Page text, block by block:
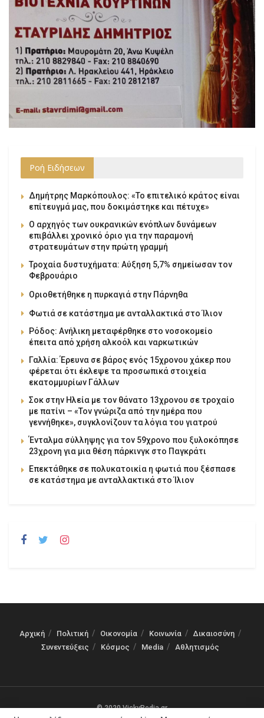
Ροή Ειδήσεων
Δημήτρης Μαρκόπουλος: «Το επιτελικό κράτος είναι
επίτευγμά μας, που δοκιμάστηκε και πέτυχε»
Ο αρχηγός των ουκρανικών ενόπλων δυνάμεων
επιβάλλει χρονικό όριο για την παραμονή
στρατευμάτων στην πρώτη γραμμή
Τροχαία δυστυχήματα: Αύξηση 5,7% σημείωσαν τον
Φεβρουάριο
Οριοθετήθηκε η πυρκαγιά στην Πάρνηθα
Φωτιά σε κατάστημα με ανταλλακτικά στο Ίλιον
Ρόδος: Ανήλικη μεταφέρθηκε στο νοσοκομείο
έπειτα από χρήση αλκοόλ και ναρκωτικών
Γαλλία: Έρευνα σε βάρος ενός 15χρονου χάκερ που
φέρεται ότι έκλεψε τα προσωπικά στοιχεία
εκατομμυρίων Γάλλων
Σοκ στην Ηλεία με τον θάνατο 13χρονου σε τροχαίο
με πατίνι – «Τον γνώριζα από την ημέρα που
γεννήθηκε», συγκλονίζουν τα λόγια του γιατρού
Ένταλμα σύλληψης για τον 59χρονο που ξυλοκόπησε
23χρονη για μια θέση πάρκινγκ στο Παγκράτι
Επεκτάθηκε σε πολυκατοικία η φωτιά που ξέσπασε
σε κατάστημα με ανταλλακτικά στο Ίλιον
Αρχική Πολιτική Οικονομία Κοινωνία
Δικαιοσύνη
Συνεντεύξεις
Κόσμος Media Αθλητισμός
© 2020 VickyPedia.gr